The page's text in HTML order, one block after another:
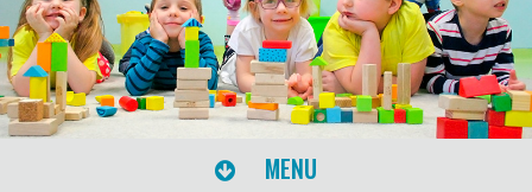
MENU